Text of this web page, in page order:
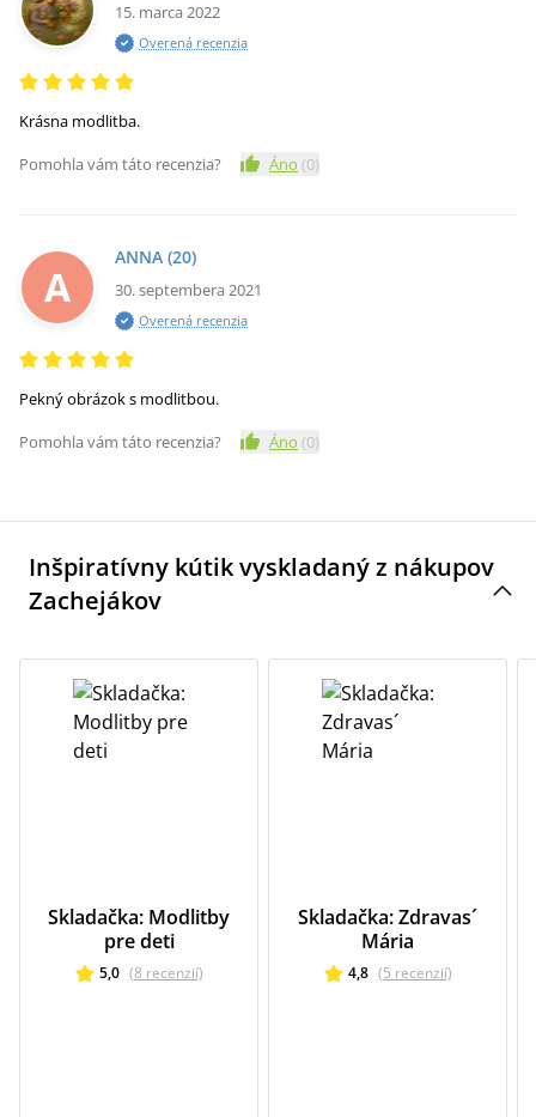
15. marca 2022
Overená recenzia
Krásna modlitba.
Pomohla vám táto recenzia?
Áno (0)
A
ANNA (20)
30. septembera 2021
Overená recenzia
Pekný obrázok s modlitbou.
Pomohla vám táto recenzia?
Áno (0)
Inšpiratívny kútik vyskladaný z nákupov
Zachejákov
Skladačka: Modlitby
pre deti
5,0 (8 recenzií)
Skladačka: Zdravas´
Mária
4,8 (5 recenzií)